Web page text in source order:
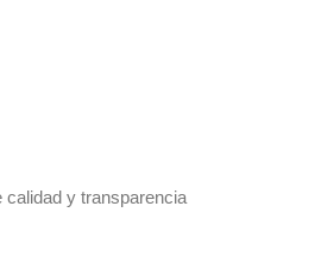
calidad y transparencia